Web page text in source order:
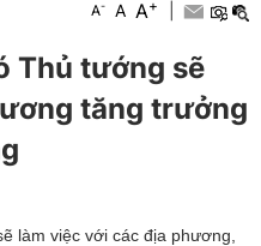
A- A A+
Thủ tướng sẽ
tăng trưởng
làm việc với các địa phương,